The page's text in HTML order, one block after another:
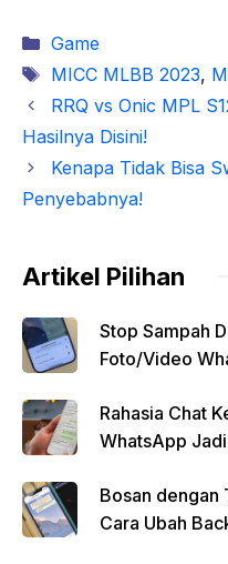
Kategori
Game
Tag
MICC MLBB 2023,
RRQ vs Onic MPL
Hasilnya Disini!
Kenapa Tidak Bisa
Penyebabnya!
Artikel Pilihan
Stop Sampah
Foto/Video
Rahasia Chat
WhatsApp
Bosan dengan
Cara Ubah